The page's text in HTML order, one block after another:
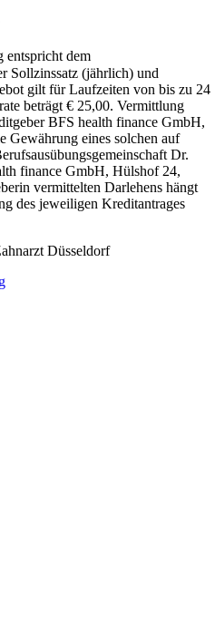
entspricht dem
Sollzinssatz (jährlich) und
gilt für Laufzeiten von bis zu 24
beträgt € 25,00. Vermittlung
BFS health finance GmbH,
eines solchen auf
Dr.
finance GmbH, Hülshof 24,
vermittelten Darlehens hängt
des jeweiligen Kreditantrages
Düsseldorf